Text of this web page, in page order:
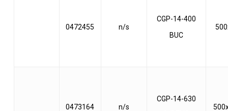
0472455 n/s
CGP-14-400
BUC
0473164 n/s
CGP-14-630